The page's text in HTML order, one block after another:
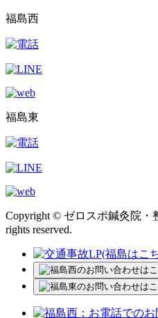
福島西
福島東
Copyright © ゼロスポ鍼灸院・
rights reserved.